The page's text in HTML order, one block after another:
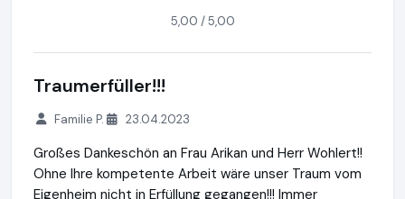
5,00 / 5,00
Traumerfüller!!!
Familie P. 23.04.2023
Großes Dankeschön an Frau Arikan und Herr Wohlert!!
Ohne Ihre kompetente Arbeit wäre unser Traum vom
Eigenheim nicht in Erfüllung gegangen!!! Immer